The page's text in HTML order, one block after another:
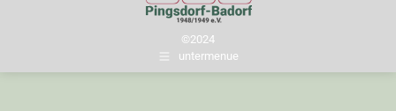
©2024
untermenue